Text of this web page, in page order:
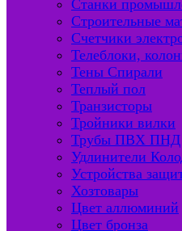
Станки
Строительные
Счетчики
Телеблоки,
Тены Спирали
Теплый пол
Транзисторы
Тройники вилки
Трубы ПВХ ПНД
Удлинители
Устройства
Хозтовары
Цвет аллюминий
Цвет бронза